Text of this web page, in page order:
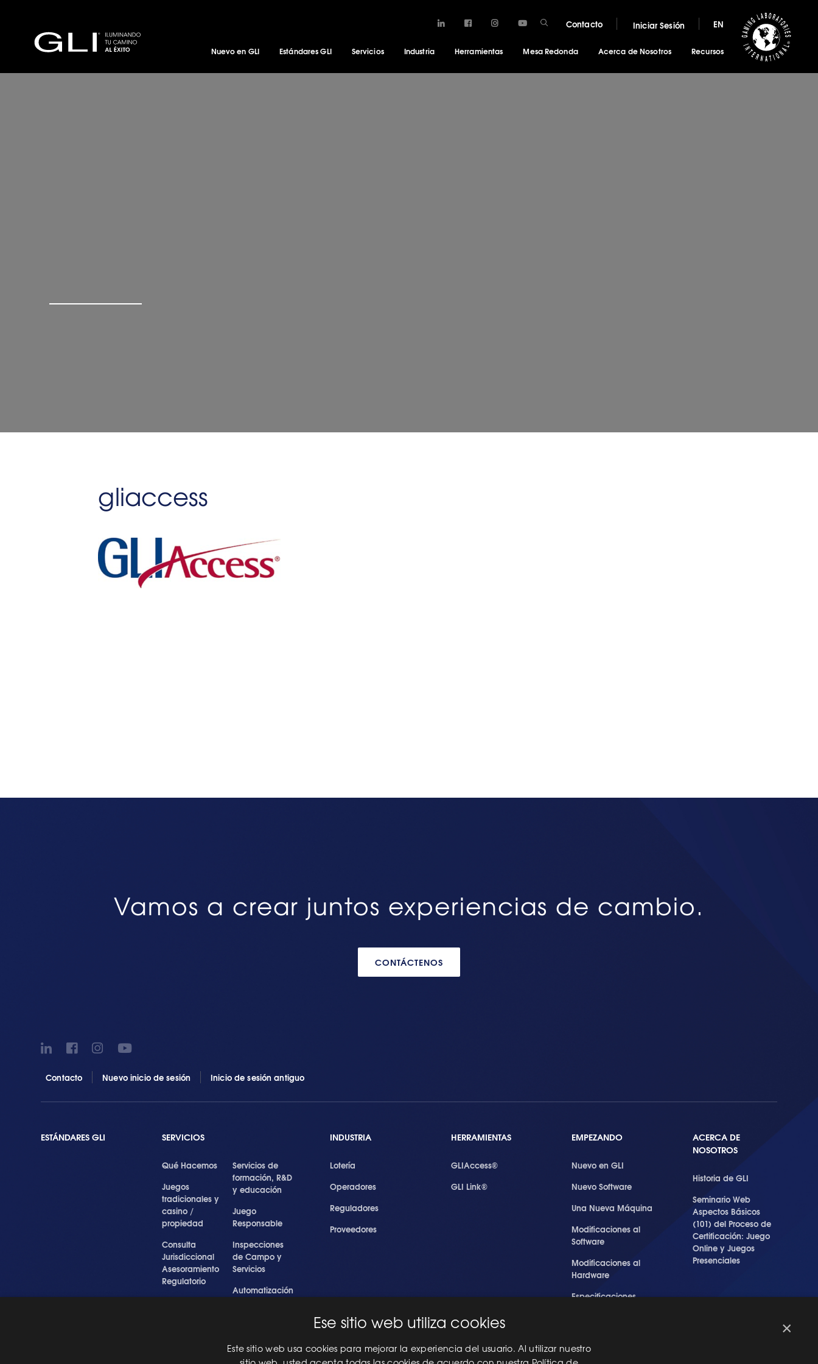
Contacto Iniciar Sesión EN
Nuevo en GLI Estándares GLI Servicios Industria Herramientas Mesa Redonda Acerca de Nosotros Recursos
gliaccess
Vamos a crear juntos experiencias de cambio.
CONTÁCTENOS
Contacto Nuevo inicio de sesión Inicio de sesión antiguo
ESTÁNDARES GLI SERVICIOS
Qué Hacemos
Juegos
tradicionales y
casino /
propiedad
Consulta
Jurisdiccional
Asesoramiento
Regulatorio
Servicios de
formación, R&D
y educación
Juego
Responsable
Inspecciones
de Campo y
Servicios
Automatización
Profesionales
INDUSTRIA
Lotería
Operadores
Reguladores
Proveedores
HERRAMIENTAS
GLIAccess®
GLI Link®
EMPEZANDO
Nuevo en GLI
Nuevo Software
Una Nueva Máquina
Modificaciones al
Software
Modificaciones al
Hardware
Especificaciones
ACERCA DE
NOSOTROS
Historia de GLI
Seminario Web
Aspectos Básicos
(101) del Proceso de
Certificación: Juego
Online y Juegos
Presenciales
×
Ese sitio web utiliza cookies
Este sitio web usa cookies para mejorar la experiencia del usuario. Al utilizar nuestro